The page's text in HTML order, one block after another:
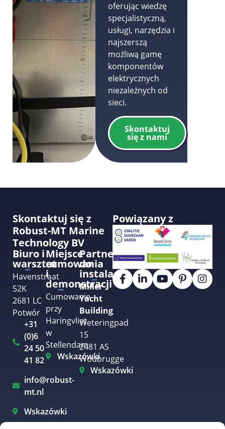
oferując wiedzę
specjalistyczną,
usługi, narzędzia i
najszerszą
możliwą gamę
komponentów
elektrycznych
niezależnych od
sieci.
Skontaktuj
się z nami
Skontaktuj się z
Robust-MT Marine
Technology BV
Biuro i
warsztat
Havenstraat
52K
2681 LC
Potwór
+31
(0)6
24 50
41 82
info@robust-
mt.nl
Wskazówki
Miejsce
cumowania
i
demonstracji
Cumowanie
przy
Haringvliet
w
Stellendam
Wskazówki
Partner
do
instalacji
Miller
Yacht
Building
Weteringpad
15
2481 AS
Woubrugge
Wskazówki
Powiązany z